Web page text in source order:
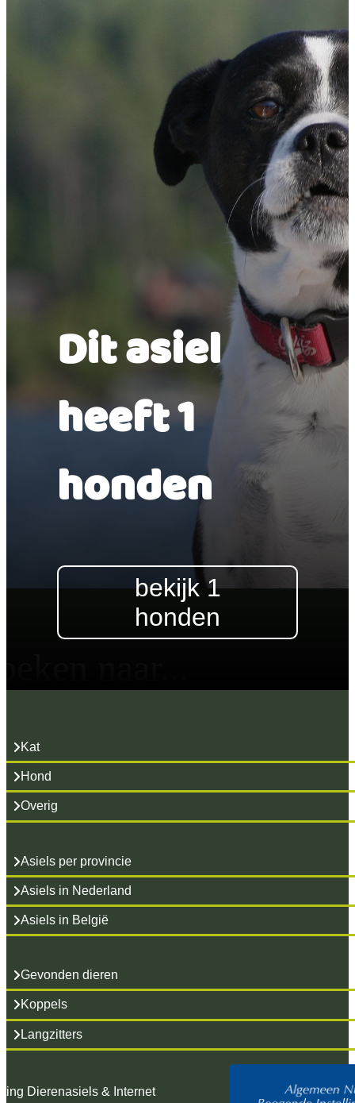
Dit asiel
heeft 1
honden
bekijk 1
honden
Kat
Hond
Overig
Asiels per provincie
Asiels in Nederland
Asiels in België
Gevonden dieren
Koppels
Langzitters
Dierenasiels & Internet